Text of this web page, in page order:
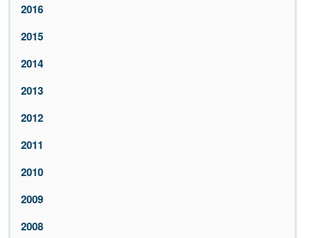
2016
2015
2014
2013
2012
2011
2010
2009
2008